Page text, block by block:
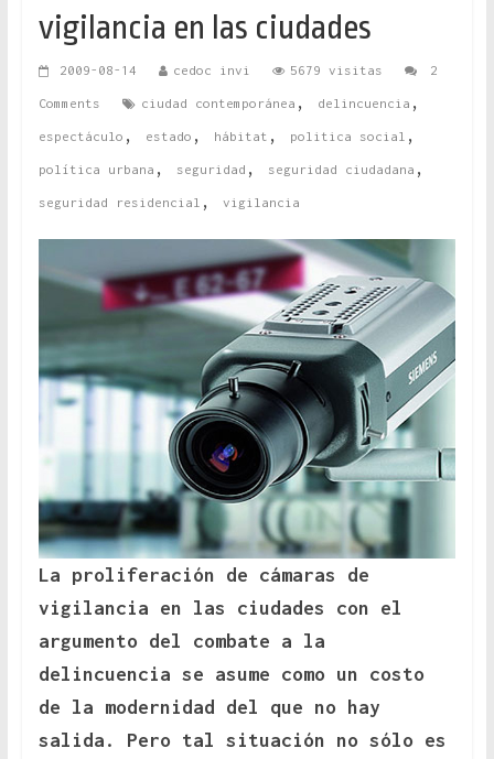
vigilancia en las ciudades
2009-08-14 cedoc invi 5679 visitas 2
Comments ciudad contemporánea , delincuencia ,
espectáculo , estado , hábitat , politica social ,
política urbana , seguridad , seguridad ciudadana ,
seguridad residencial , vigilancia
La proliferación de cámaras de
vigilancia en las ciudades con el
argumento del combate a la
delincuencia se asume como un costo
de la modernidad del que no hay
salida. Pero tal situación no sólo es